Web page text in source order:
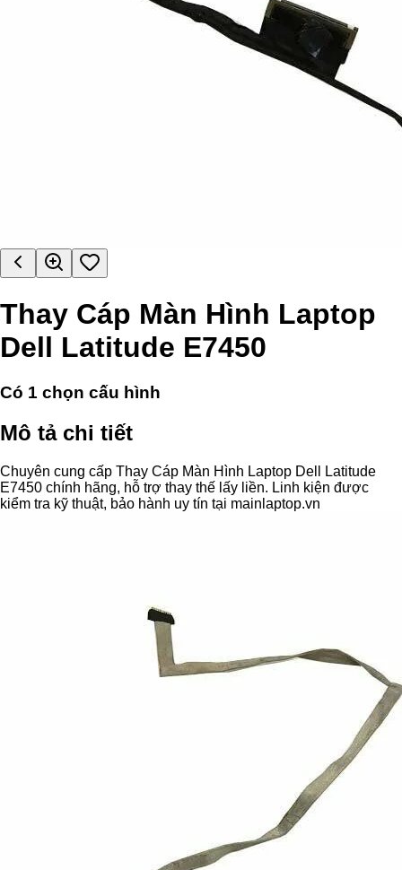
Thay Cáp Màn Hình Laptop
Dell Latitude E7450
Có 1 chọn cấu hình
Mô tả chi tiết
Chuyên cung cấp Thay Cáp Màn Hình Laptop Dell Latitude
E7450 chính hãng, hỗ trợ thay thế lấy liền. Linh kiện được
kiểm tra kỹ thuật, bảo hành uy tín tại mainlaptop.vn